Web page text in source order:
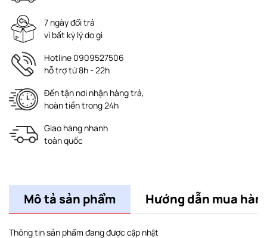
7 ngày đổi trả
vì bất kỳ lý do gì
Hotline 0909527506
hỗ trợ từ 8h - 22h
Đến tận nơi nhận hàng trả,
hoàn tiền trong 24h
Giao hàng nhanh
toàn quốc
Mô tả sản phẩm Hướng dẫn mua
Thông tin sản phẩm đang được cập nhật